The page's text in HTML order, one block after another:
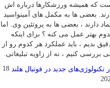
که همیشه ورزشکارها درباره‌ اش
بعضی‌ ها به مکمل‌ های آمینواسید
دارند ، بعضی‌ ها به پروتئین وی. اما
بهتر عمل می‌ کنه ؟ برای اینکه
بدیم ، باید عملکرد هر کدوم رو از
بررسی کنیم ، نه از زاویه تبلیغاتی.
18